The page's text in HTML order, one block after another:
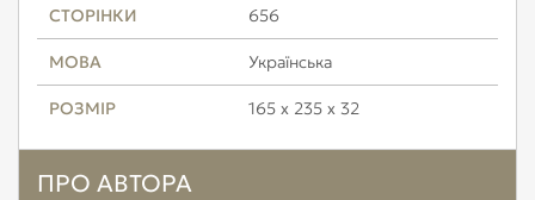
СТОРІНКИ 656
МОВА Українська
РОЗМІР 165 х 235 х 32
ПРО АВТОРА